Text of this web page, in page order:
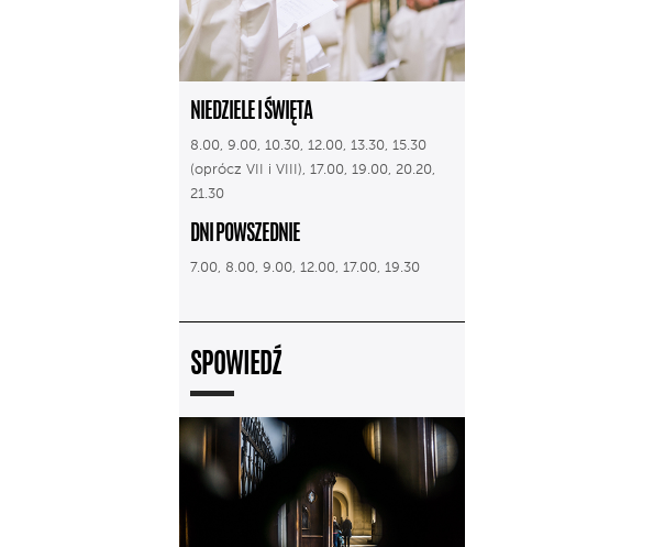
NIEDZIELE I ŚWIĘTA
8.00, 9.00, 10.30, 12.00, 13.30, 15.30
(oprócz VII i VIII), 17.00, 19.00, 20.20,
21.30
DNI POWSZEDNIE
7.00, 8.00, 9.00, 12.00, 17.00, 19.30
SPOWIEDŹ